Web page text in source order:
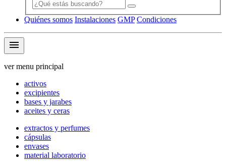
Quiénes somos Instalaciones GMP Condiciones
menu
ver menu principal
activos
excipientes
bases y jarabes
aceites y ceras
extractos y perfumes
cápsulas
envases
material laboratorio